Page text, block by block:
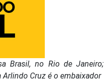
Brasil, no Rio de Janeiro;
Cruz é o embaixador